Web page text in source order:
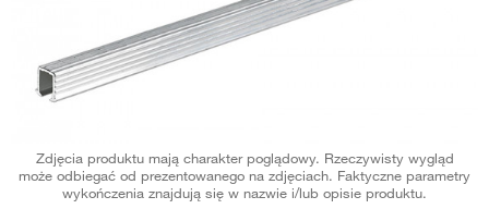
Zdjęcia produktu mają charakter poglądowy. Rzeczywisty wygląd
może odbiegać od prezentowanego na zdjęciach. Faktyczne parametry
wykończenia znajdują się w nazwie i/lub opisie produktu.